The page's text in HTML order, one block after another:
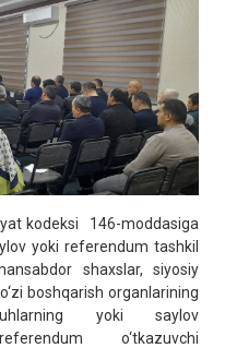
kodeksi 146-moddasiga
yoki referendum tashkil
shaxslar, siyosiy
boshqarish organlarining
yoki saylov
o‘tkazuvchi